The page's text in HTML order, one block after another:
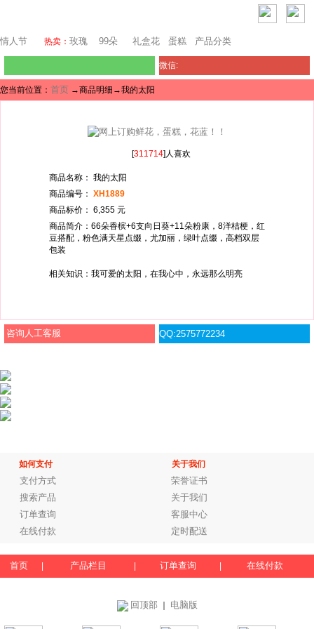
情人节 热卖： 玫瑰 99朵 礼盒花 蛋糕 产品分类
微信:
您当前位置： 首页 →商品明细→我的太阳
[311714]人喜欢
商品名称： 我的太阳
商品编号： XH1889
商品标价： 6,355 元
商品简介：66朵香槟+6支向日葵+11朵粉康，8洋桔梗，红
豆搭配，粉色满天星点缀，尤加丽，绿叶点缀，高档双层
包装
相关知识：我可爱的太阳，在我心中，永远那么明亮
咨询人工客服 QQ:2575772234
如何支付 关于我们
支付方式
荣誉证书
搜索产品
关于我们
订单查询
客服中心
在线付款
定时配送
首页 产品栏目 订单查询 在线付款
回顶部 电脑版